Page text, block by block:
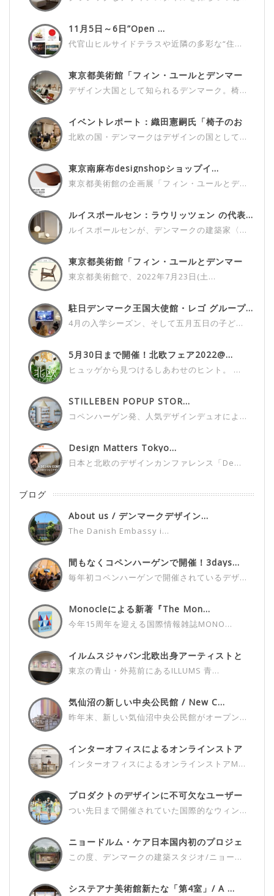
11月5日～6日”Open ...
代官山ヒルサイドテラスや近隣の多彩な“住...
東京都美術館「フィン・ユールとデンマー
ク...
デザイン大国として知られるデンマーク。椅...
イベントレポート：織田憲嗣氏「椅子のお
話...
北欧の国・デンマークはデザインの国として...
東京南麻布designshopショップイ...
東京都美術館の企画展「フィン・ユールとデ...
ルイスポールセン：ラウリッツェン の代表...
ルイスポールセンが、デンマークの建築家〈...
東京都美術館「フィン・ユールとデンマー
ク...
東京都美術館で、2022年7月23日(土...
駐日デンマーク王国大使館・レゴ グループ...
4月の入学シーズン、そして五月五日の子ど...
5月30日まで開催！北欧フェア2022@...
ヒュッゲから見つけるしあわせのヒント。 ...
STILLEBEN POPUP STOR...
コペンハーゲン発、人気デザインデュオによ...
Design Matters Tokyo...
日本と北欧のデザインカンファレンス「De...
ブログ
About us / デンマークデザイン...
The Danish Embassy i...
間もなくコペンハーゲンで開催！3days...
毎年初コペンハーゲンで開催されているデザ...
Monocleによる新著『The Mon...
今年15周年を迎える国際情報雑誌MONO...
イルムスジャパン北欧出身アーティストと
の...
東京の青山・外苑前にあるILLUMS 青...
気仙沼の新しい中央公民館 / New C...
昨年末、新しい気仙沼中央公民館がオープン...
インターオフィスによるオンラインストア
インターオフィスによるオンラインストアM...
プロダクトのデザインに不可欠なユーザー
つい先日まで開催されていた国際的なウィン...
ニョードルム・ケア日本国内初のプロジェ
この度、デンマークの建築スタジオ/ニョー...
システアナ美術館新たな「第4室」/ A ...